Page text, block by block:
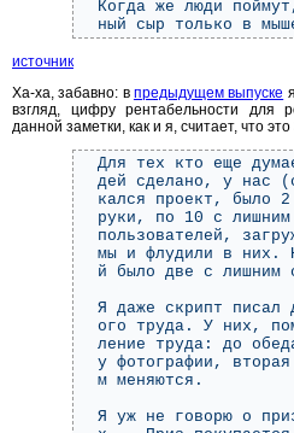
Когда же люди
ный сыр только в
источник
Ха-ха, забавно: в предыдущем выпуске
взгляд, цифру рентабельности для
данной заметки, как и я, считает, что
Для тех кто еще
дей сделано, у нас
кался проект, было
руки, по 10 с лишним
пользователей,
мы и флудили в них.
й было две с лишним
Я даже скрипт писал
ого труда. У них,
ление труда: до
у фотографии,
м меняются.
Я уж не говорю о